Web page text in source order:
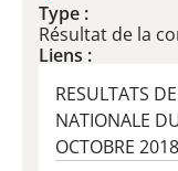
Type :
Résultat de la
Liens :
RESULTATS
NATIONALE
OCTOBRE 2018